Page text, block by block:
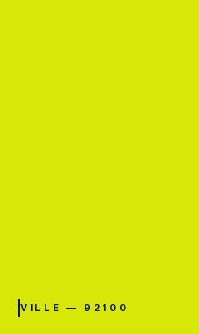
VILLE — 92100